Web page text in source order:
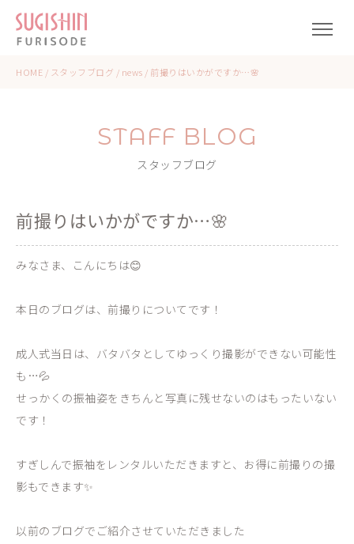
HOME / スタッフブログ / news / 前撮りはいかがですか…🌸
STAFF BLOG
スタッフブログ
前撮りはいかがですか…🌸
みなさま、こんにちは😊
本日のブログは、前撮りについてです！
成人式当日は、バタバタとしてゆっくり撮影ができない可能性
も…💦
せっかくの振袖姿をきちんと写真に残せないのはもったいない
です！
すぎしんで振袖をレンタルいただきますと、お得に前撮りの撮
影もできます✨
以前のブログでご紹介させていただきました